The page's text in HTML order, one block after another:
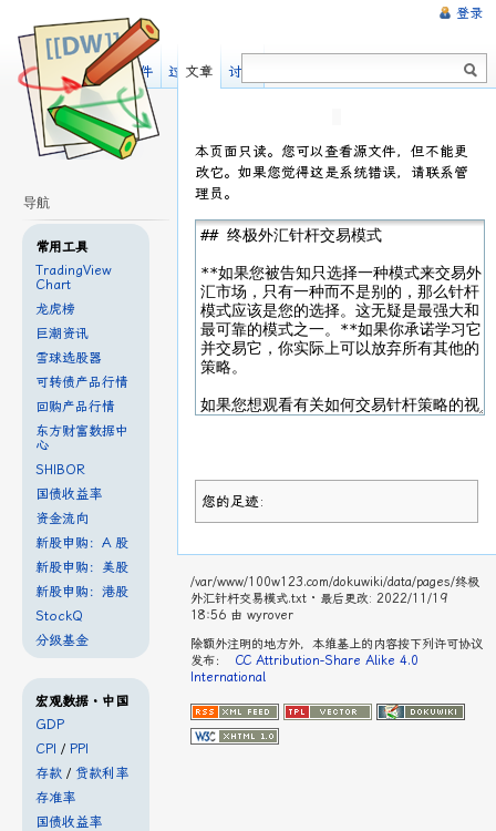
本页面只读。您可以查看源文件，但不能更
改它。如果您觉得这是系统错误，请联系管
理员。
您的足迹:
登录
文章 讨论
阅读 显示源文件 过去修订
导航
常用工具
TradingView
Chart
龙虎榜
巨潮资讯
雪球选股器
可转债产品行情
回购产品行情
东方财富数据中
心
SHIBOR
国债收益率
资金流向
新股申购：A 股
新股申购：美股
新股申购：港股
StockQ
分级基金
宏观数据・中国
GDP
CPI / PPI
存款 / 贷款利率
存准率
国债收益率
/var/www/100w123.com/dokuwiki/data/pages/终极
外汇针杆交易模式.txt · 最后更改: 2022/11/19
18:56 由 wyrover
除额外注明的地方外，本维基上的内容按下列许可协议
发布：
CC Attribution-Share Alike 4.0
International